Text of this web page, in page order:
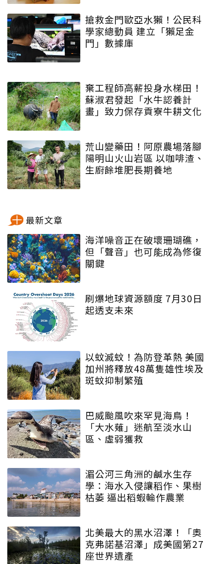
搶救金門歐亞水獺！公民科
學家總動員 建立「獺足金
門」數據庫
棄工程師高薪投身水梯田！
蘇淑君發起「水牛認養計
畫」致力保存貢寮牛耕文化
荒山變藥田！阿原農場落腳
陽明山火山岩區 以咖啡渣、
生廚餘堆肥長期養地
最新文章
海洋噪音正在破壞珊瑚礁，
但「聲音」也可能成為修復
關鍵
刷爆地球資源額度 7月30日
起透支未來
以蚊滅蚊！為防登革熱 美國
加州將釋放48萬隻雄性埃及
斑蚊抑制繁殖
巴威颱風吹來罕見海鳥！
「大水薙」迷航至淡水山
區、虛弱獲救
湄公河三角洲的鹹水生存
學：海水入侵讓稻作、果樹
枯萎 逼出稻蝦輪作農業
北美最大的黑水沼澤！「奧
克弗諾基沼澤」成美國第27
座世界遺產